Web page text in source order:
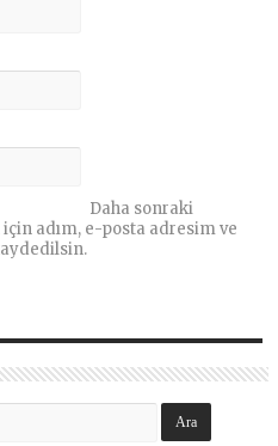
Daha sonraki
adım, e-posta adresim ve